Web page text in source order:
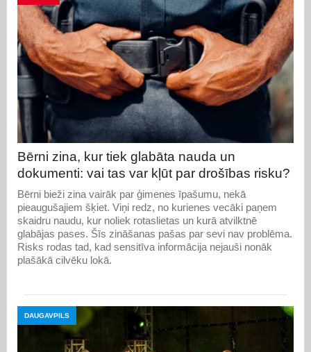
Bērni zina, kur tiek glabāta nauda un
dokumenti: vai tas var kļūt par drošības risku?
Bērni bieži zina vairāk par ģimenes īpašumu, nekā
pieaugušajiem šķiet. Viņi redz, no kurienes vecāki paņem
skaidru naudu, kur noliek rotaslietas un kurā atvilktnē
glabājas pases. Šīs zināšanas pašas par sevi nav problēma.
Risks rodas tad, kad sensitīva informācija nejauši nonāk
plašākā cilvēku lokā.
DAUGAVPILS